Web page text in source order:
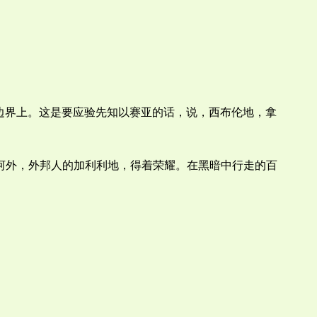
上。这是要应验先知以赛亚的话，说，西布伦地，拿
，外邦人的加利利地，得着荣耀。在黑暗中行走的百